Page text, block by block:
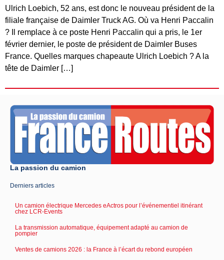
Ulrich Loebich, 52 ans, est donc le nouveau président de la
filiale française de Daimler Truck AG. Où va Henri Paccalin
? Il remplace à ce poste Henri Paccalin qui a pris, le 1er
février dernier, le poste de président de Daimler Buses
France. Quelles marques chapeaute Ulrich Loebich ? A la
tête de Daimler […]
La passion du camion
Derniers articles
Un camion électrique Mercedes eActros pour l’événementiel itinérant
chez LCR-Events
La transmission automatique, équipement adapté au camion de
pompier
Ventes de camions 2026 : la France à l’écart du rebond européen